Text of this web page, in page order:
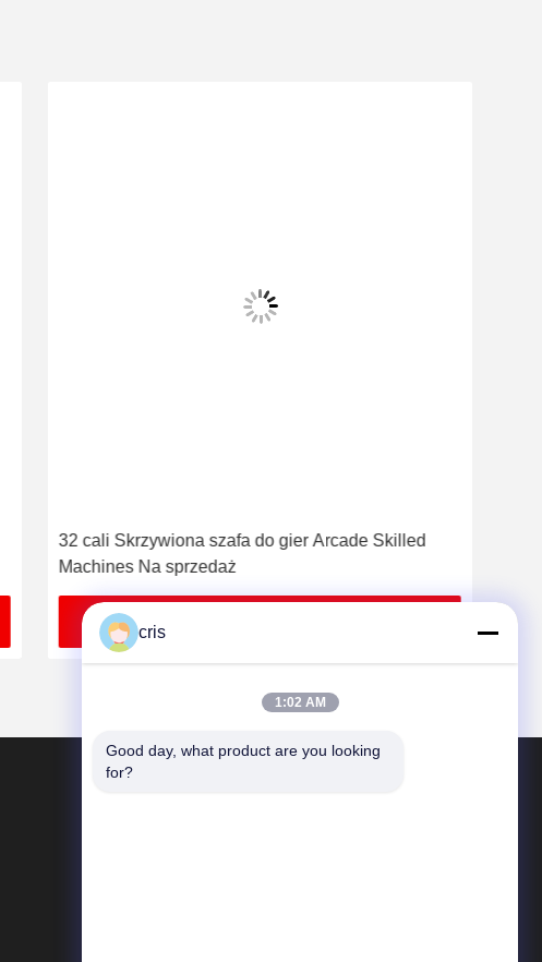
32 cali Skrzywiona szafa do gier Arcade Skilled
Machines Na sprzedaż
Uzyskaj najlepszą cenę
cris
1:02 AM
Good day, what product are you looking
for?